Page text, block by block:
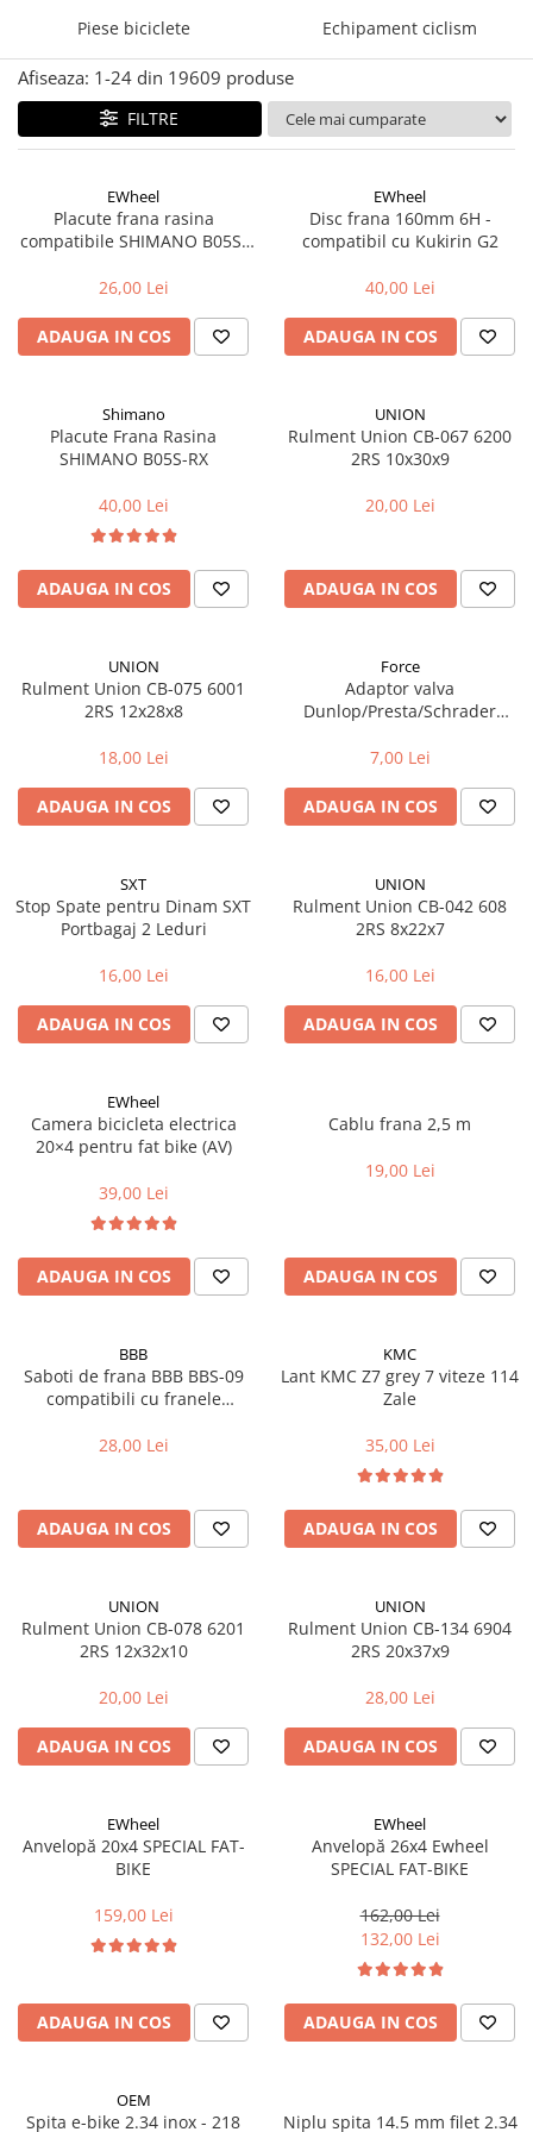
Accesorii biciclete
Scaun bicicleta copii
Chei si scule bicicleta
Portbagaj bicicleta
Cosuri bicicleta
Pompa bicicleta
Produse intretinere bicicleta
Accesorii biciclete copii
Claxon bicicleta
Suport telefon bicicleta
Oglinzi bicicleta
Cricuri bicicleta
Aparatori noroi bicicleta
Suport bicicleta
Lumini bicicleta
Piese biciclete
Pinioane
Urechi cadru bicicleta
Mansoane si ghidolina
Ghidoane bicicleta
Pipe ghidon
Pedale bicicleta
Furci bicicleta
Cabluri si camasi
Frana bicicleta
Placute frana bicicleta
Discuri frana bicicleta
Saboti frana bicicleta
Frane pe disc
Frane pe janta
Accesorii frane bicicleta
Roti bicicleta
Butuci
Accesorii butuci
Jante bicicleta
Fond de janta
Sei si tija sa bicicleta
Tija sa bicicleta
Sei
Coliere si cleme sa
Angrenaje bicicleta
Foi angrenaj
Butuci pedalieri
Brat pedalier
Schimbatoare fata
Schimbatoare spate
Manete frana bicicleta
Piese biciclete
Echipament ciclism
Afiseaza: 1-24 din 19609 produse
FILTRE
EWheel
Placute frana rasina
compatibile SHIMANO B05S-
2025)
26,00 Lei
ADAUGA IN COS
EWheel
Disc frana 160mm 6H -
compatibil cu Kukirin G2
40,00 Lei
ADAUGA IN COS
Shimano
Placute Frana Rasina
SHIMANO B05S-RX
40,00 Lei
ADAUGA IN COS
UNION
Rulment Union CB-067 6200
2RS 10x30x9
20,00 Lei
ADAUGA IN COS
UNION
Rulment Union CB-075 6001
2RS 12x28x8
18,00 Lei
ADAUGA IN COS
Force
Adaptor valva
Dunlop/Presta/Schrader
7,00 Lei
ADAUGA IN COS
SXT
Stop Spate pentru Dinam SXT
Portbagaj 2 Leduri
16,00 Lei
ADAUGA IN COS
UNION
Rulment Union CB-042 608
2RS 8x22x7
16,00 Lei
ADAUGA IN COS
EWheel
Camera bicicleta electrica
20×4 pentru fat bike (AV)
39,00 Lei
ADAUGA IN COS
Cablu frana 2,5 m
19,00 Lei
ADAUGA IN COS
BBB
Saboti de frana BBB BBS-09
compatibili cu franele
28,00 Lei
ADAUGA IN COS
KMC
Lant KMC Z7 grey 7 viteze 114
Zale
35,00 Lei
ADAUGA IN COS
UNION
Rulment Union CB-078 6201
2RS 12x32x10
20,00 Lei
ADAUGA IN COS
UNION
Rulment Union CB-134 6904
2RS 20x37x9
28,00 Lei
ADAUGA IN COS
EWheel
Anvelopă 20x4 SPECIAL FAT-
BIKE
159,00 Lei
ADAUGA IN COS
EWheel
Anvelopă 26x4 Ewheel
SPECIAL FAT-BIKE
162,00 Lei
132,00 Lei
ADAUGA IN COS
OEM
Spita e-bike 2.34 inox - 218 Niplu spita 14.5 mm filet 2.34